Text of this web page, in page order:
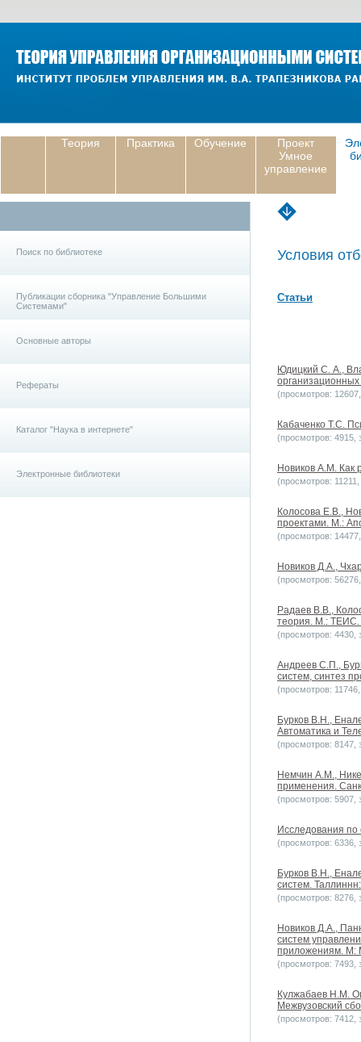
Теория Практика Обучение
Проект
Умное
управление
Поиск по библиотеке
Публикации сборника "Управление Большими
Системами"
Основные авторы
Рефераты
Каталог "Наука в интернете"
Электронные библиотеки
Условия
Статьи
Юдицкий С. А.,
(просмотров:
Кабаченко Т.С.
(просмотров: 4915,
Новиков А.М. Как
(просмотров:
Колосова Е.В.,
проектами. М.:
(просмотров:
Новиков Д.А.,
(просмотров:
Радаев В.В.,
теория. М.: ТЕИС.
(просмотров: 4430,
Андреев С.П.,
систем, синтез
(просмотров:
Бурков B.H.,
Автоматика и
(просмотров: 8147,
Немчин А.М.,
применения.
(просмотров: 5907,
Исследования
(просмотров: 6336,
Бурков B.H.,
систем.
(просмотров: 8276,
Новиков Д.А.,
систем
приложениям. М:
(просмотров: 7493,
Кулжабаев Н.М.
Межвузовский
(просмотров: 7412,